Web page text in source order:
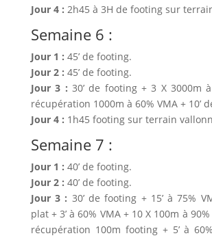
Jour 4 : 2h45 à 3H de footing sur
Semaine 6 :
Jour 1 : 45’ de footing.
Jour 2 : 45’ de footing.
Jour 3 : 30’ de footing + 3 X 3000m
récupération 1000m à 60% VMA + 10’
Jour 4 : 1h45 footing sur terrain
Semaine 7 :
Jour 1 : 40’ de footing.
Jour 2 : 40’ de footing.
Jour 3 : 30’ de footing + 15’ à 75%
plat + 3’ à 60% VMA + 10 X 100m à
récupération 100m footing + 5’ à